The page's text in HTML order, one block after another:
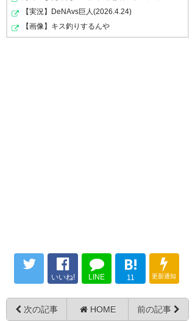
【実況】DeNAvs巨人(2026.4.24)
【画像】キス釣りするんや
いいね! LINE
B!
11 更新通知
次の記事 HOME 前の記事